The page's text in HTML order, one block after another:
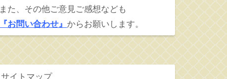
また、その他ご意見ご感想なども
『お問い合わせ』 からお願いします。
サイトマップ